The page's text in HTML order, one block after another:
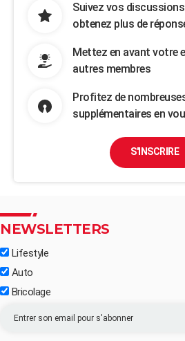
Suivez vos
obtenez plus de
Mettez en avant votre
autres membres
Profitez de
supplémentaires en
S'INSCRIRE
NEWSLETTERS
Lifestyle
Auto
Bricolage